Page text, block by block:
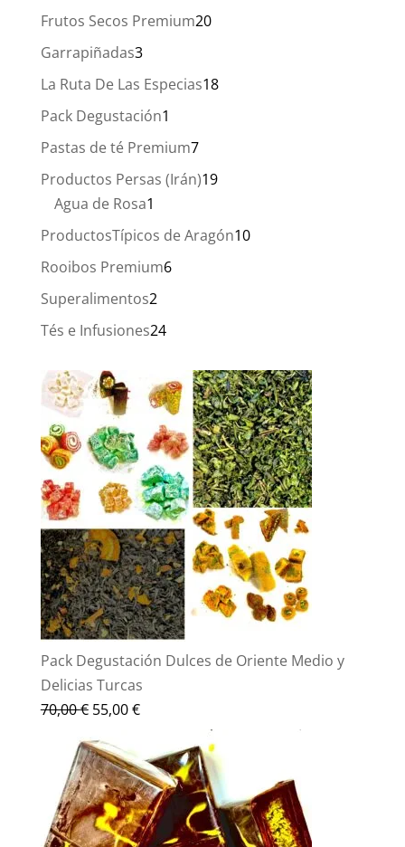
productos
Frutos Secos Premium2020
Garrapiñadas33
productos
La Ruta De Las Especias1818
Pack Degustación1
producto
Pastas de té Premium77
productos
Productos Persas (Irán)1919
Agua de Rosa1
producto
ProductosTípicos de Aragón1010
Rooibos Premium66
Superalimentos22
productos
Tés e Infusiones2424
Pack Degustación Dulces de Oriente Medio y
Delicias Turcas
70,00€ El
original
era:
70,00 €.
55,00€El
actual
es:
55,00 €.